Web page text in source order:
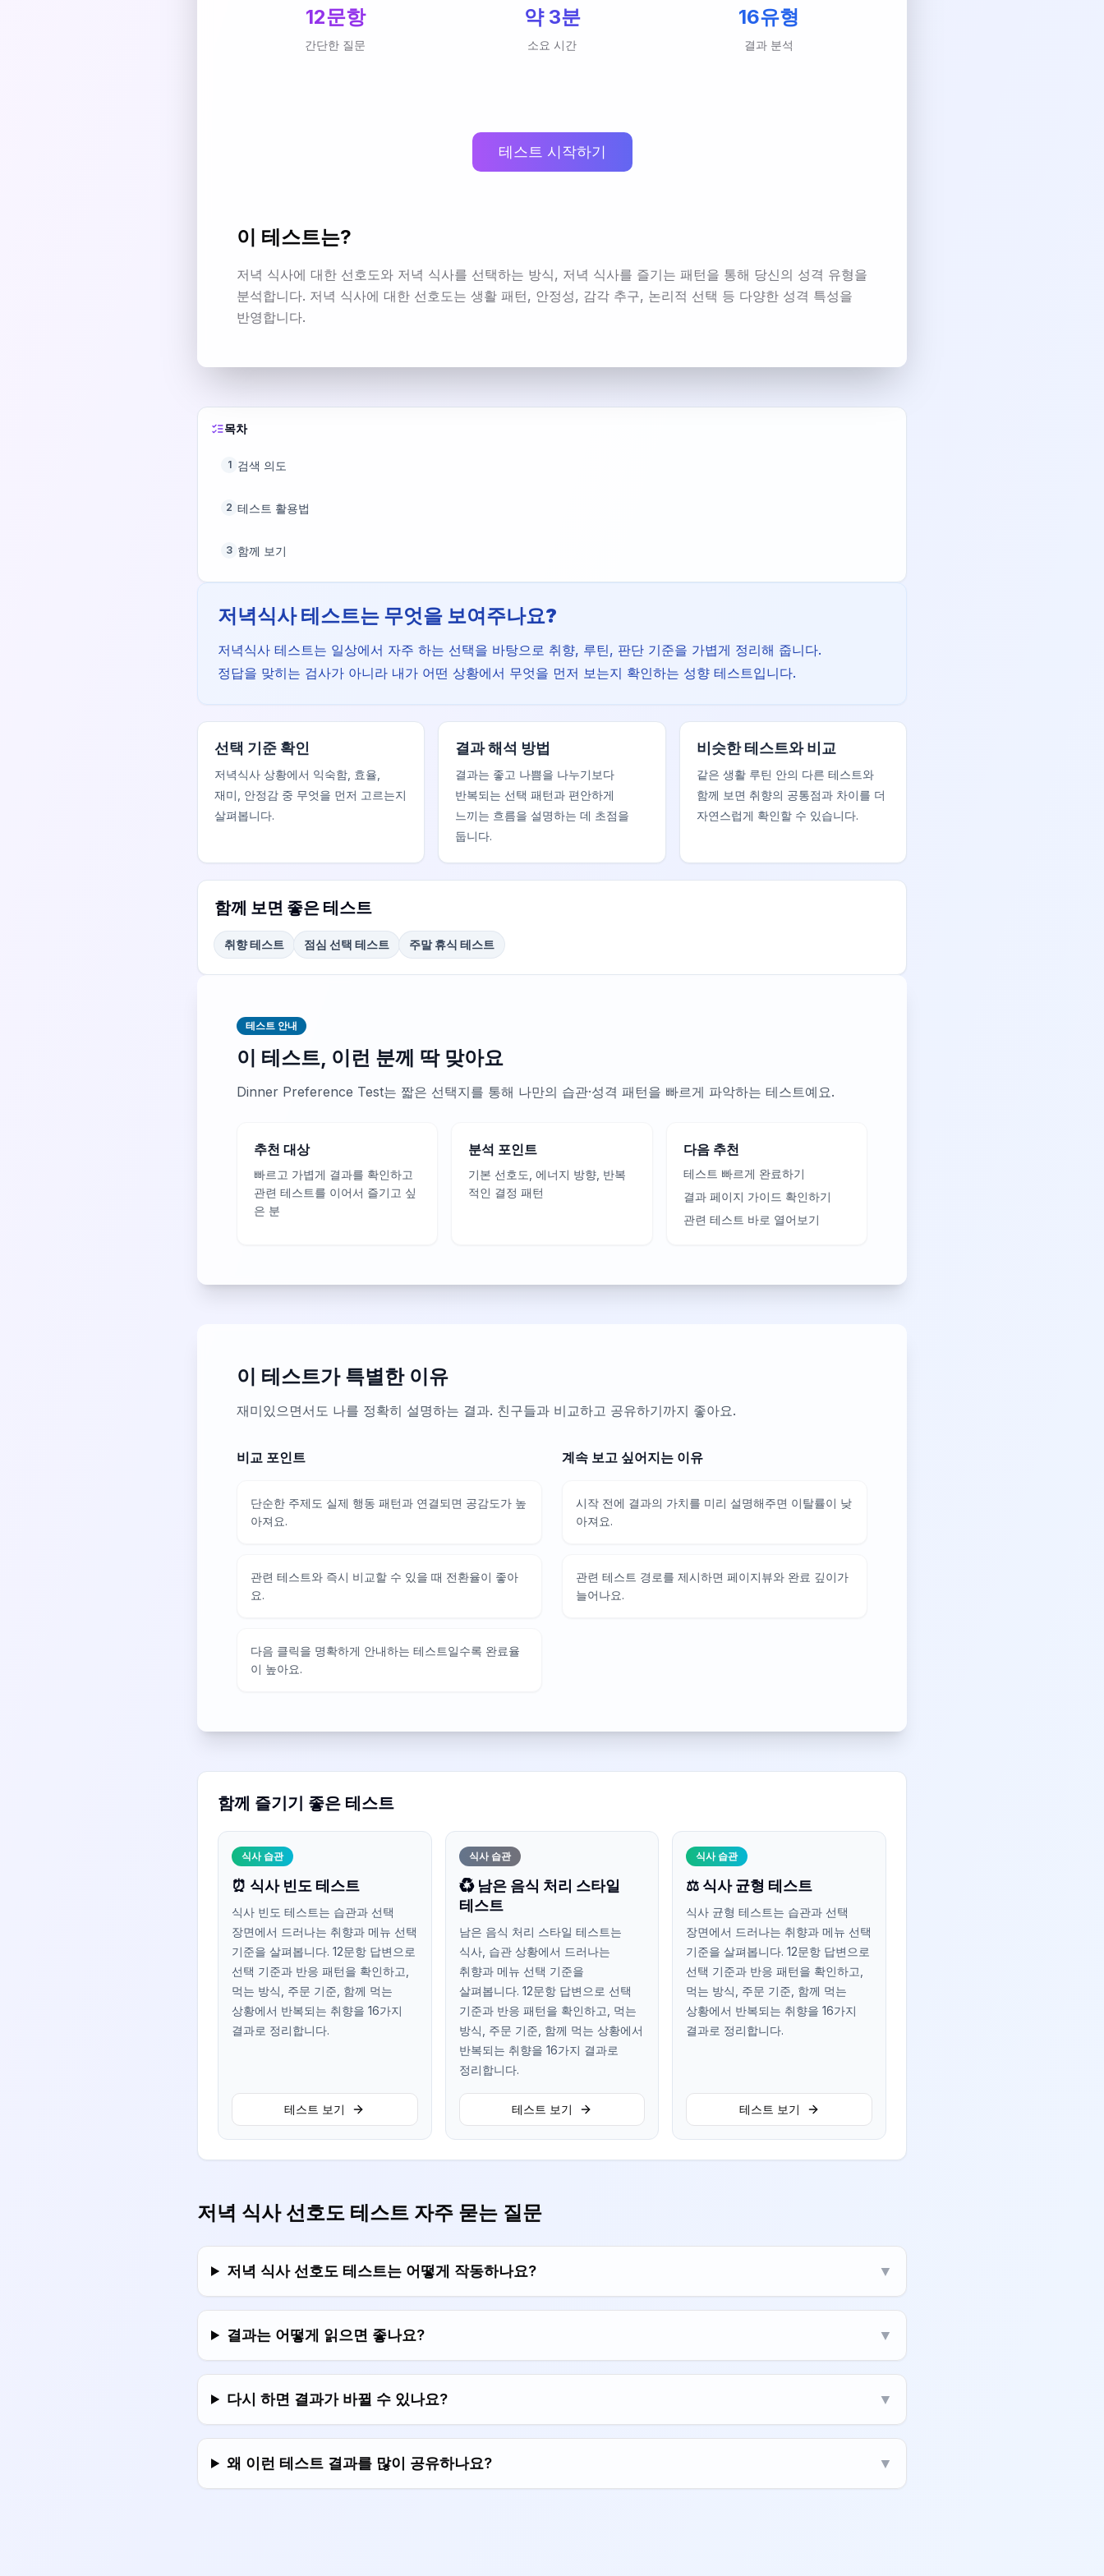
12문항
간단한 질문
약 3분
소요 시간
16유형
결과 분석
테스트 시작하기
이 테스트는?
저녁 식사에 대한 선호도와 저녁 식사를 선택하는 방식, 저녁 식사를 즐기는 패턴을 통해 당신의 성격 유형을
분석합니다. 저녁 식사에 대한 선호도는 생활 패턴, 안정성, 감각 추구, 논리적 선택 등 다양한 성격 특성을
반영합니다.
목차
1 검색 의도
2 테스트 활용법
3 함께 보기
저녁식사 테스트는 무엇을 보여주나요?
저녁식사 테스트는 일상에서 자주 하는 선택을 바탕으로 취향, 루틴, 판단 기준을 가볍게 정리해 줍니다.
정답을 맞히는 검사가 아니라 내가 어떤 상황에서 무엇을 먼저 보는지 확인하는 성향 테스트입니다.
선택 기준 확인
저녁식사 상황에서 익숙함, 효율,
재미, 안정감 중 무엇을 먼저 고르는지
살펴봅니다.
결과 해석 방법
결과는 좋고 나쁨을 나누기보다
반복되는 선택 패턴과 편안하게
느끼는 흐름을 설명하는 데 초점을
둡니다.
비슷한 테스트와 비교
같은 생활 루틴 안의 다른 테스트와
함께 보면 취향의 공통점과 차이를 더
자연스럽게 확인할 수 있습니다.
함께 보면 좋은 테스트
취향 테스트 점심 선택 테스트 주말 휴식 테스트
테스트 안내
이 테스트, 이런 분께 딱 맞아요
Dinner Preference Test는 짧은 선택지를 통해 나만의 습관·성격 패턴을 빠르게 파악하는 테스트예요.
추천 대상
빠르고 가볍게 결과를 확인하고
관련 테스트를 이어서 즐기고 싶
은 분
분석 포인트
기본 선호도, 에너지 방향, 반복
적인 결정 패턴
다음 추천
테스트 빠르게 완료하기
결과 페이지 가이드 확인하기
관련 테스트 바로 열어보기
이 테스트가 특별한 이유
재미있으면서도 나를 정확히 설명하는 결과. 친구들과 비교하고 공유하기까지 좋아요.
비교 포인트
단순한 주제도 실제 행동 패턴과 연결되면 공감도가 높
아져요.
관련 테스트와 즉시 비교할 수 있을 때 전환율이 좋아
요.
다음 클릭을 명확하게 안내하는 테스트일수록 완료율
이 높아요.
계속 보고 싶어지는 이유
시작 전에 결과의 가치를 미리 설명해주면 이탈률이 낮
아져요.
관련 테스트 경로를 제시하면 페이지뷰와 완료 깊이가
늘어나요.
함께 즐기기 좋은 테스트
식사 습관
⏰ 식사 빈도 테스트
식사 빈도 테스트는 습관과 선택
장면에서 드러나는 취향과 메뉴 선택
기준을 살펴봅니다. 12문항 답변으로
선택 기준과 반응 패턴을 확인하고,
먹는 방식, 주문 기준, 함께 먹는
상황에서 반복되는 취향을 16가지
결과로 정리합니다.
테스트 보기
식사 습관
♻️ 남은 음식 처리 스타일
테스트
남은 음식 처리 스타일 테스트는
식사, 습관 상황에서 드러나는
취향과 메뉴 선택 기준을
살펴봅니다. 12문항 답변으로 선택
기준과 반응 패턴을 확인하고, 먹는
방식, 주문 기준, 함께 먹는 상황에서
반복되는 취향을 16가지 결과로
정리합니다.
테스트 보기
식사 습관
⚖️ 식사 균형 테스트
식사 균형 테스트는 습관과 선택
장면에서 드러나는 취향과 메뉴 선택
기준을 살펴봅니다. 12문항 답변으로
선택 기준과 반응 패턴을 확인하고,
먹는 방식, 주문 기준, 함께 먹는
상황에서 반복되는 취향을 16가지
결과로 정리합니다.
테스트 보기
저녁 식사 선호도 테스트 자주 묻는 질문
저녁 식사 선호도 테스트는 어떻게 작동하나요? ▼
결과는 어떻게 읽으면 좋나요? ▼
다시 하면 결과가 바뀔 수 있나요? ▼
왜 이런 테스트 결과를 많이 공유하나요? ▼